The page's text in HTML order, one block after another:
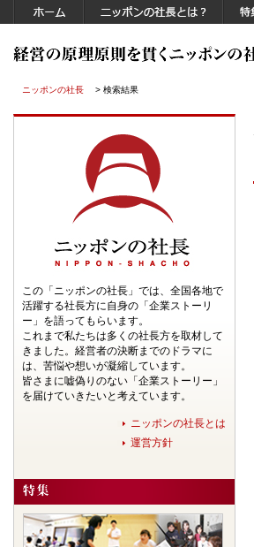
ニッポンの社長 > 検索結果
この「ニッポンの社長」では、全国各地で
活躍する社長方に自身の「企業ストーリ
ー」を語ってもらいます。
これまで私たちは多くの社長方を取材して
きました。経営者の決断までのドラマに
は、苦悩や想いが凝縮しています。
皆さまに嘘偽りのない「企業ストーリー」
を届けていきたいと考えています。
ニッポンの社長とは
運営方針